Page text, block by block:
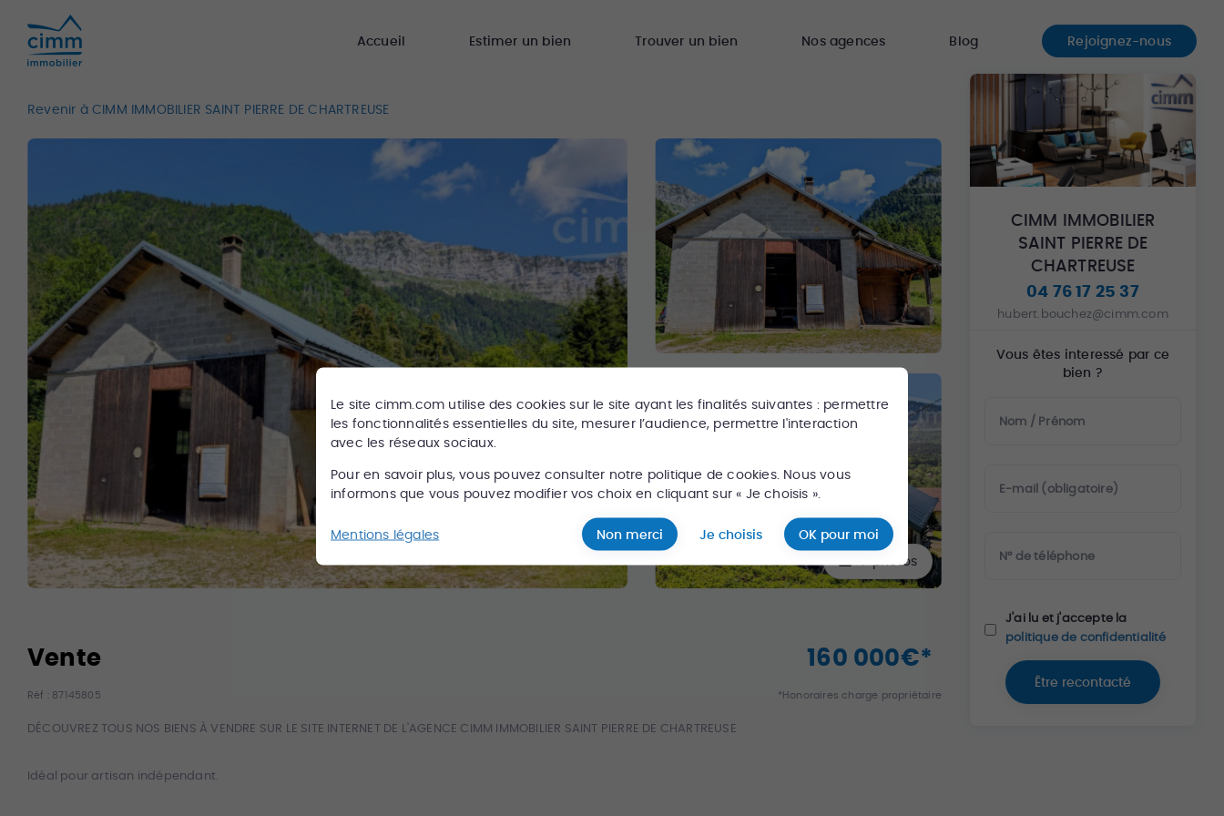
Le site cimm.com utilise des cookies sur le site ayant les finalités suivantes : permettre
les fonctionnalités essentielles du site, mesurer l’audience, permettre l'interaction
avec les réseaux sociaux.
Pour en savoir plus, vous pouvez consulter notre politique de cookies. Nous vous
informons que vous pouvez modifier vos choix en cliquant sur « Je choisis ».
Mentions légales Non merci Je choisis OK pour moi
Accueil Estimer un bien Trouver un bien Nos agences Blog Rejoignez-nous
Revenir à CIMM IMMOBILIER SAINT PIERRE DE CHARTREUSE
7photos
Vente 160 000€*
Réf : 87145805 *Honoraires charge propriétaire
DÉCOUVREZ TOUS NOS BIENS À VENDRE SUR LE SITE INTERNET DE L'AGENCE CIMM IMMOBILIER SAINT PIERRE DE CHARTREUSE
Idéal pour artisan indépendant.
CIMM IMMOBILIER
SAINT PIERRE DE
CHARTREUSE
04 76 17 25 37
hubert.bouchez@cimm.com
Vous êtes interessé par ce
bien ?
Nom / Prénom
E-mail (obligatoire)
N° de téléphone
J'ai lu et j'accepte la
politique de confidentialité
Être recontacté